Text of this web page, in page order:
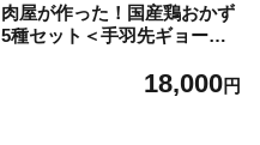
肉屋が作った！国産鶏おかず
5種セット＜手羽先ギョー
イ・パリッと手羽・チキンバ
18,000円